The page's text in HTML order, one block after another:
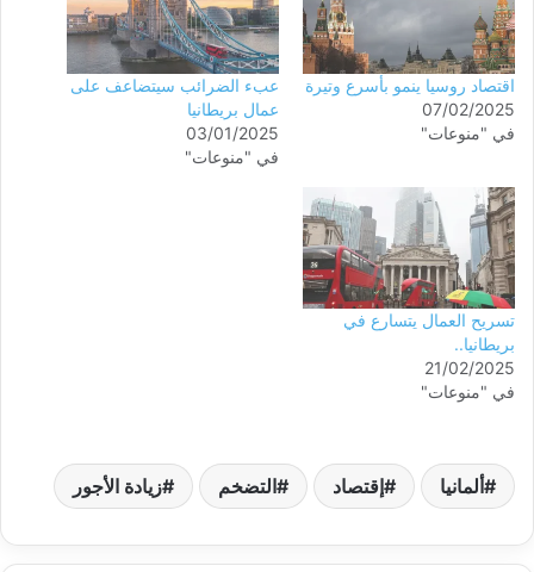
اقتصاد روسيا ينمو بأسرع وتيرة
07/02/2025
في "منوعات"
عبء الضرائب سيتضاعف على
عمال بريطانيا
03/01/2025
في "منوعات"
تسريح العمال يتسارع في
بريطانيا..
21/02/2025
في "منوعات"
ألمانيا إقتصاد التضخم زيادة الأجور